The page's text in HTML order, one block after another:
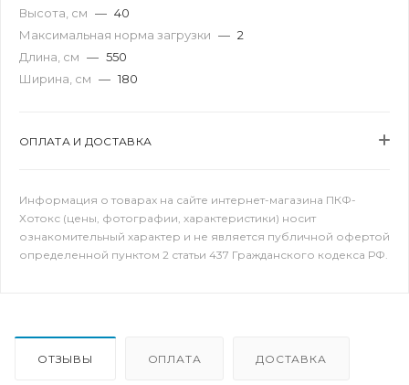
Высота, см — 40
Максимальная норма загрузки — 2
Длина, см — 550
Ширина, см — 180
ОПЛАТА И ДОСТАВКА
Информация о товарах на сайте интернет-магазина ПКФ-
Хотокс (цены, фотографии, характеристики) носит
ознакомительный характер и не является публичной офертой
определенной пунктом 2 статьи 437 Гражданского кодекса РФ.
ОТЗЫВЫ ОПЛАТА ДОСТАВКА